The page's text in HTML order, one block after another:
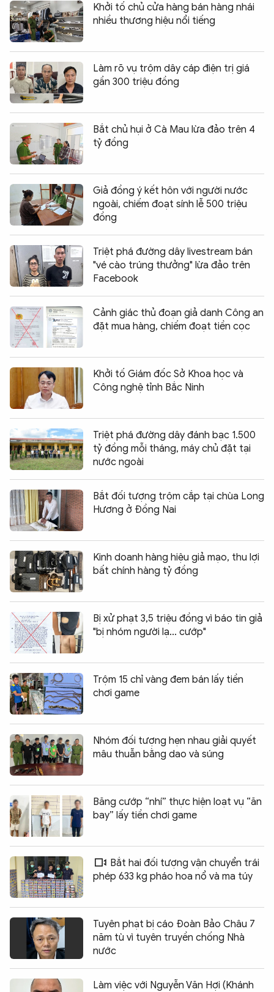
Khởi tố chủ cửa hàng bán hàng nhái
nhiều thương hiệu nổi tiếng
Làm rõ vụ trộm dây cáp điện trị giá
gần 300 triệu đồng
Bắt chủ hụi ở Cà Mau lừa đảo trên 4
tỷ đồng
Giả đồng ý kết hôn với người nước
ngoài, chiếm đoạt sính lễ 500 triệu
đồng
Triệt phá đường dây livestream bán
"vé cào trúng thưởng" lừa đảo trên
Facebook
Cảnh giác thủ đoạn giả danh Công an
đặt mua hàng, chiếm đoạt tiền cọc
Khởi tố Giám đốc Sở Khoa học và
Công nghệ tỉnh Bắc Ninh
Triệt phá đường dây đánh bạc 1.500
tỷ đồng mỗi tháng, máy chủ đặt tại
nước ngoài
Bắt đối tượng trộm cắp tại chùa Long
Hương ở Đồng Nai
Kinh doanh hàng hiệu giả mạo, thu lợi
bất chính hàng tỷ đồng
Bị xử phạt 3,5 triệu đồng vì báo tin giả
"bị nhóm người lạ... cướp"
Trộm 15 chỉ vàng đem bán lấy tiền
chơi game
Nhóm đối tượng hẹn nhau giải quyết
mâu thuẫn bằng dao và súng
Băng cướp “nhí” thực hiện loạt vụ “ăn
bay” lấy tiền chơi game
Bắt hai đối tượng vận chuyển trái
phép 633 kg pháo hoa nổ và ma túy
Tuyên phạt bị cáo Đoàn Bảo Châu 7
năm tù vì tuyên truyền chống Nhà
nước
Làm việc với Nguyễn Văn Hợi (Khánh